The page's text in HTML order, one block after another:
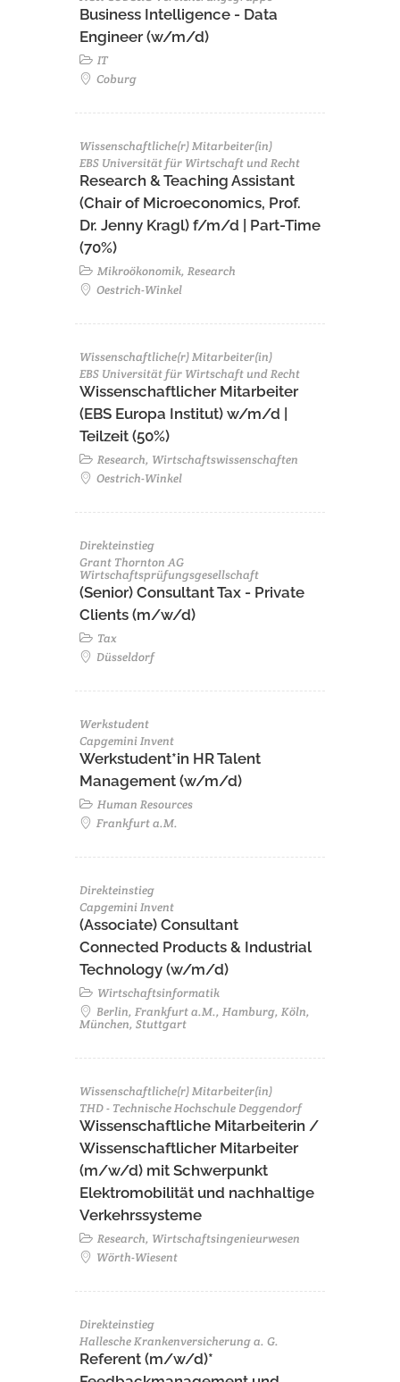
Business Intelligence - Data
Engineer (w/m/d)
IT
Coburg
Wissenschaftliche(r) Mitarbeiter(in)
EBS Universität für Wirtschaft und Recht
Research & Teaching Assistant
(Chair of Microeconomics, Prof.
Dr. Jenny Kragl) f/m/d | Part-Time
(70%)
Mikroökonomik, Research
Oestrich-Winkel
Wissenschaftliche(r) Mitarbeiter(in)
EBS Universität für Wirtschaft und Recht
Wissenschaftlicher Mitarbeiter
(EBS Europa Institut) w/m/d |
Teilzeit (50%)
Research, Wirtschaftswissenschaften
Oestrich-Winkel
Direkteinstieg
Grant Thornton AG
Wirtschaftsprüfungsgesellschaft
(Senior) Consultant Tax - Private
Clients (m/w/d)
Tax
Düsseldorf
Werkstudent
Capgemini Invent
Werkstudent*in HR Talent
Management (w/m/d)
Human Resources
Frankfurt a.M.
Direkteinstieg
Capgemini Invent
(Associate) Consultant
Connected Products & Industrial
Technology (w/m/d)
Wirtschaftsinformatik
Berlin, Frankfurt a.M., Hamburg, Köln,
München, Stuttgart
Wissenschaftliche(r) Mitarbeiter(in)
THD - Technische Hochschule Deggendorf
Wissenschaftliche Mitarbeiterin /
Wissenschaftlicher Mitarbeiter
(m/w/d) mit Schwerpunkt
Elektromobilität und nachhaltige
Verkehrssysteme
Research, Wirtschaftsingenieurwesen
Wörth-Wiesent
Direkteinstieg
Hallesche Krankenversicherung a. G.
Referent (m/w/d)*